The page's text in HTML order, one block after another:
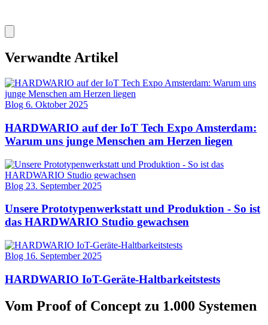
Verwandte Artikel
Blog 6. Oktober 2025
HARDWARIO auf der IoT Tech Expo Amsterdam:
Warum uns junge Menschen am Herzen liegen
Blog 23. September 2025
Unsere Prototypenwerkstatt und Produktion - So ist
das HARDWARIO Studio gewachsen
Blog 16. September 2025
HARDWARIO IoT-Geräte-Haltbarkeitstests
Vom Proof of Concept zu 1.000 Systemen